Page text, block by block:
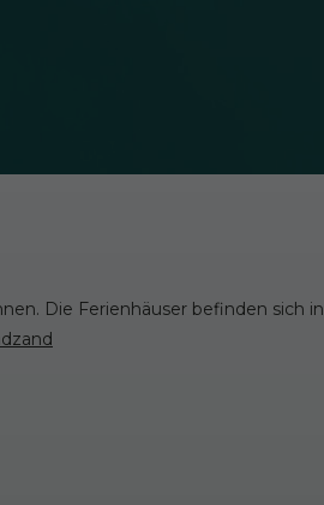
Die Ferienhäuser befinden sich in